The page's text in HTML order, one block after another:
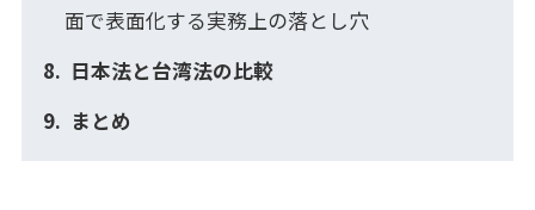
面で表面化する実務上の落とし穴
日本法と台湾法の比較
まとめ